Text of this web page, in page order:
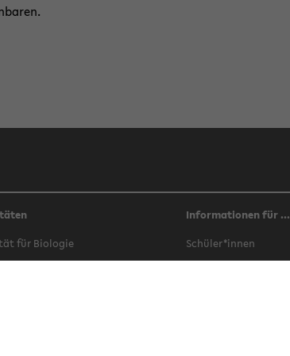
für Bio­lo­gie
Informationen für ...
Schü­ler*innen